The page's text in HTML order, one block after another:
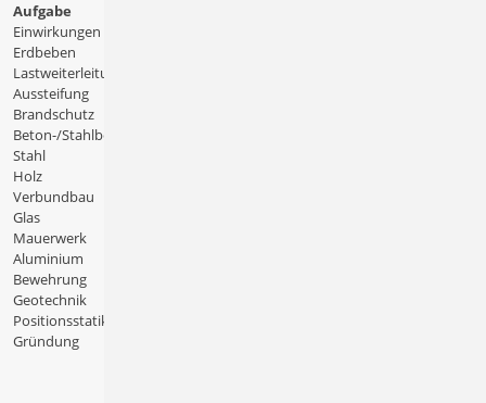
Aufgabe
Einwirkungen
Erdbeben
Lastweiterleitung
Aussteifung
Brandschutz
Beton-/Stahlbeton
Stahl
Holz
Verbundbau
Glas
Mauerwerk
Aluminium
Bewehrung
Geotechnik
Positionsstatik
Gründung